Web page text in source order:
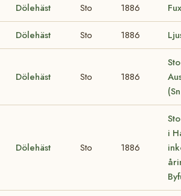
Dölehäst Sto 1886
Dölehäst Sto 1886
Dölehäst Sto 1886
Dölehäst Sto 1886
i